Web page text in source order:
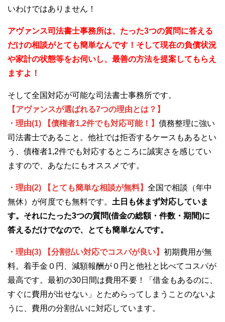
いわけではありません！
アヴァンス司法書士事務所は、 たった3つの質問に答える
だけの相談がとても簡単なんです！そして現在の負債状況
や家計の状態等をお伺いし、最善の方法を提案してもらえ
ますよ！
そして全国対応が可能な司法書士事務所です。
【アヴァンスが選ばれる7つの理由とは？】
・理由(1) 【債権者1,2件でも対応可能！】 債務整理に強い
司法書士であること。他社では拒否するケースもあるとい
う、債権者1,2件でも対応するところに誠実さを感じてい
ますので、あなたにもオススメです。
・理由(2) 【とても簡単な相談が無料】 全国で相談（年中
無休）が何度でも無料です。 土日も休まず対応していま
す。それにたった3つの質問(借金の総額・件数・期間)に
答えるだけでなので、とても簡単なんです。
・理由(3) 【分割払い対応でコスパが良い】 初期費用が無
料。着手金０円、減額報酬が０円と他社と比べてコスパが
最高です。最初の30日間は費用不要！「借金もあるのに、
すぐに費用が出せない」とためらってしまうことのないよ
うに、費用の分割払いに対応しています。